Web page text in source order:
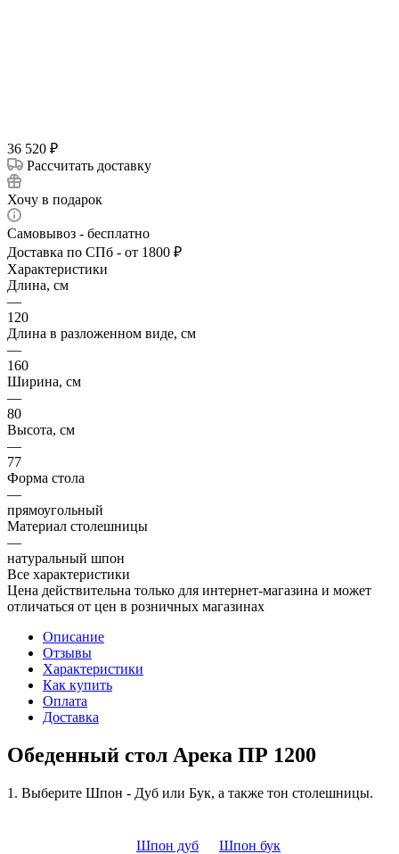
36 520 ₽
Рассчитать доставку
Хочу в подарок
Самовывоз - бесплатно
Доставка по СПб - от 1800 ₽
Характеристики
Длина, см
—
120
Длина в разложенном виде, см
—
160
Ширина, см
—
80
Высота, см
—
77
Форма стола
—
прямоугольный
Материал столешницы
—
натуральный шпон
Все характеристики
Цена действительна только для интернет-магазина и может
отличаться от цен в розничных магазинах
Описание
Отзывы
Характеристики
Как купить
Оплата
Доставка
Обеденный стол Арека ПР 1200
1. Выберите Шпон - Дуб или Бук, а также тон столешницы.
Шпон дуб Шпон бук